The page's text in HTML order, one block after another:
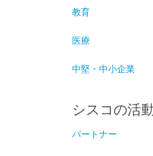
教育
医療
中堅・中小企業
シスコの活
パートナー